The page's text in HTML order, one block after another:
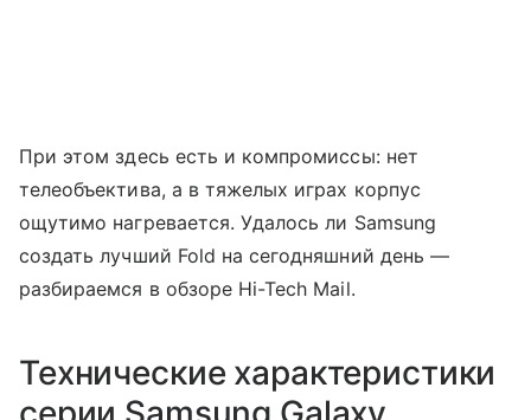
При этом здесь есть и компромиссы: нет
телеобъектива, а в тяжелых играх корпус
ощутимо нагревается. Удалось ли Samsung
создать лучший Fold на сегодняшний день —
разбираемся в обзоре Hi-Tech Mail.
Технические характеристики